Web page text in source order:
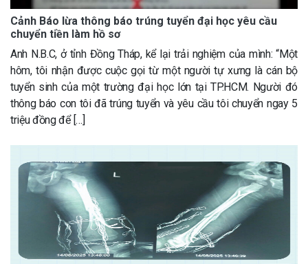
Cảnh Báo lừa thông báo trúng tuyển đại học yêu cầu
chuyển tiền làm hồ sơ
Anh N.B.C, ở tỉnh Đồng Tháp, kể lại trải nghiệm của mình: “Một
hôm, tôi nhận được cuộc gọi từ một người tự xưng là cán bộ
tuyển sinh của một trường đại học lớn tại TP.HCM. Người đó
thông báo con tôi đã trúng tuyển và yêu cầu tôi chuyển ngay 5
triệu đồng để […]